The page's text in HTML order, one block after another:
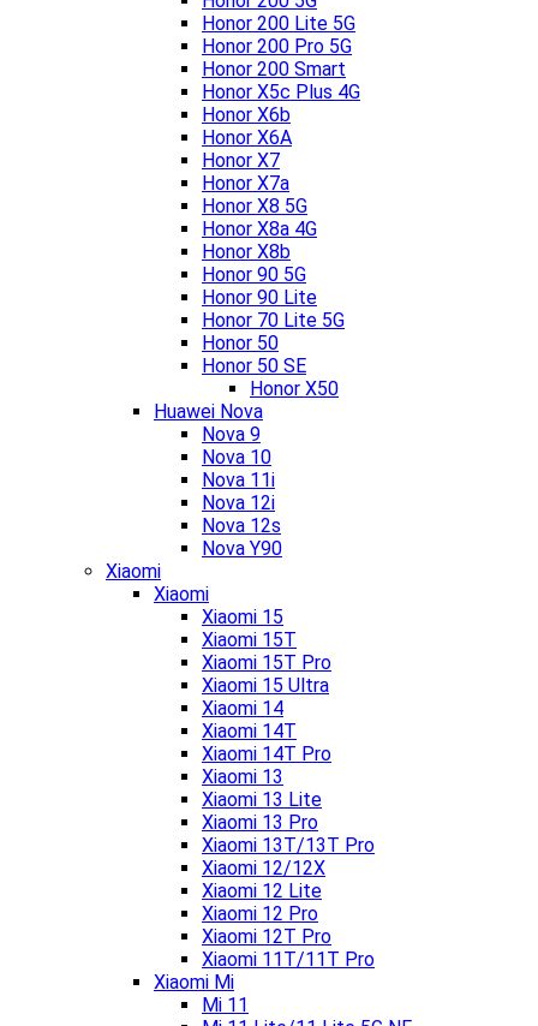
Honor 200 Lite 5G
Honor 200 Pro 5G
Honor 200 Smart
Honor X5c Plus 4G
Honor X6b
Honor X6A
Honor X7
Honor X7a
Honor X8 5G
Honor X8a 4G
Honor X8b
Honor 90 5G
Honor 90 Lite
Honor 70 Lite 5G
Honor 50
Honor 50 SE
Honor X50
Huawei Nova
Nova 9
Nova 10
Nova 11i
Nova 12i
Nova 12s
Nova Y90
Xiaomi
Xiaomi
Xiaomi 15
Xiaomi 15T
Xiaomi 15T Pro
Xiaomi 15 Ultra
Xiaomi 14
Xiaomi 14T
Xiaomi 14T Pro
Xiaomi 13
Xiaomi 13 Lite
Xiaomi 13 Pro
Xiaomi 13T/13T Pro
Xiaomi 12/12X
Xiaomi 12 Lite
Xiaomi 12 Pro
Xiaomi 12T Pro
Xiaomi 11T/11T Pro
Xiaomi Mi
Mi 11